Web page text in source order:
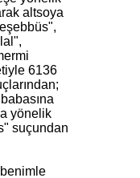
altsoya
6136
yönelik
suçundan